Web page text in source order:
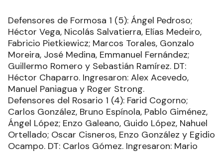
Defensores de Formosa 1 (5): Ángel Pedroso;
Héctor Vega, Nicolás Salvatierra, Elías Medeiro,
Fabricio Pietkiewicz; Marcos Torales, Gonzalo
Moreira, José Medina, Emmanuel Fernández;
Guillermo Romero y Sebastián Ramírez. DT:
Héctor Chaparro. Ingresaron: Alex Acevedo,
Manuel Paniagua y Roger Strong.
Defensores del Rosario 1 (4): Farid Cogorno;
Carlos González, Bruno Espínola, Pablo Giménez,
Ángel López; Enzo Galeano, Guido López, Nahuel
Ortellado; Oscar Cisneros, Enzo González y Egidio
Ocampo. DT: Carlos Gómez. Ingresaron: Mario